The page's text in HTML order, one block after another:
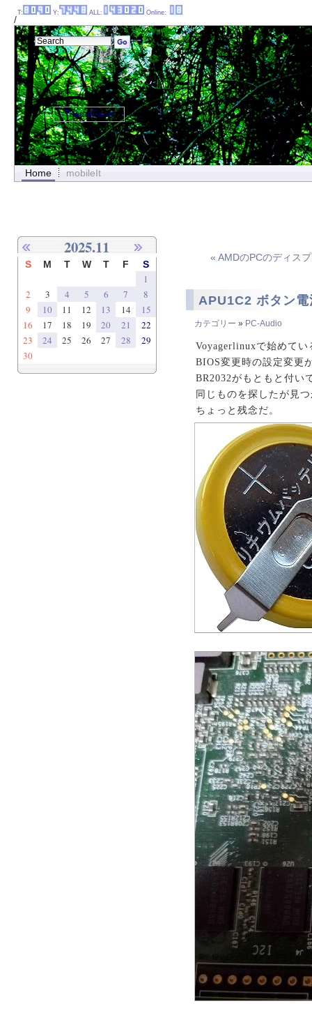
/
Home mobileIt
« AMDのPCのディス
APU1C2 ボタン電
カテゴリー » PC-Audio
Voyagerlinuxで始めて
BIOS変更時の設定変更
BR2032がもともと付い
同じものを探したが見
ちょっと残念だ。
2025.11
S M T W T F S
1
2
3 4 5 6 7
8
9
10 11 12 13 14
15
16
17 18 19 20 21
22
23
24 25 26 27 28
29
30
T: Y: ALL: Online:
ThemePanel